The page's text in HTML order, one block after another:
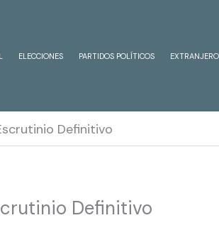
ELECCIONES PARTIDOS POLÍTICOS
Definitivo
Definitivo